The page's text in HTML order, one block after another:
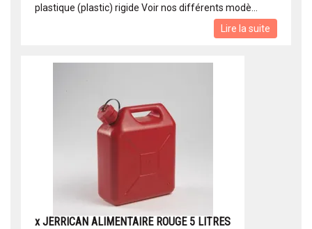
plastique (plastic) rigide Voir nos différents modè...
Lire la suite
x JERRICAN ALIMENTAIRE ROUGE 5 LITRES